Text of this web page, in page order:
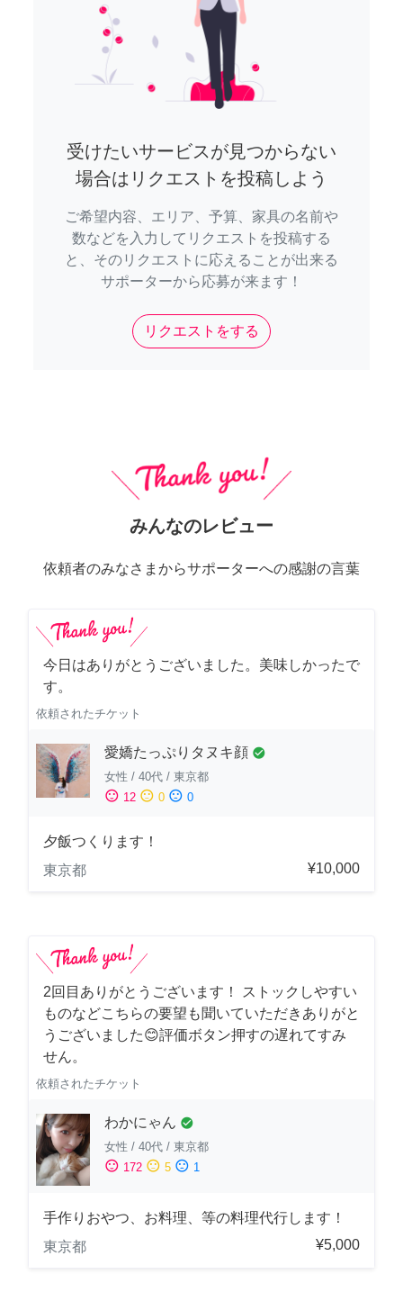
受けたいサービスが見つからない
場合はリクエストを投稿しよう
ご希望内容、エリア、予算、家具の名前や
数などを入力してリクエストを投稿する
と、そのリクエストに応えることが出来る
サポーターから応募が来ます！
リクエストをする
みんなのレビュー
依頼者のみなさまからサポーターへの感謝の言葉
今日はありがとうございました。美味しかったで
す。
依頼されたチケット
愛嬌たっぷりタヌキ顔 check_circle
女性 / 40代 / 東京都
sentiment_satisfied 12 sentiment_neutral 0 sentiment_dissatisfied 0
夕飯つくります！
東京都
¥10,000
2回目ありがとうございます！ ストックしやすい
ものなどこちらの要望も聞いていただきありがと
うございました😊評価ボタン押すの遅れてすみ
せん。
依頼されたチケット
わかにゃん check_circle
女性 / 40代 / 東京都
sentiment_satisfied 172 sentiment_neutral 5 sentiment_dissatisfied 1
手作りおやつ、お料理、等の料理代行します！
東京都
¥5,000